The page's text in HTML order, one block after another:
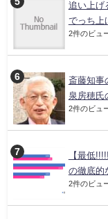
追い上げ
でっち上
2件のビュ
斎藤知事
泉房穂氏
2件のビュ
【最低
の徹底的
2件のビュ